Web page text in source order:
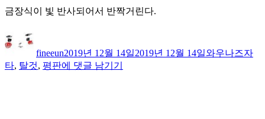
금장식이 빛 반사되어서 반짝거린다.
이
fineeun일
자
2019년 12월 14일2019년 12월 14일고
와우나즈자
타, 탈것, 평판왕
에 댓글 남기기